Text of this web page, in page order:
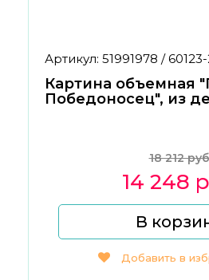
Артикул: 51991978 /
Картина объемная
Победоносец", из
18 212 руб
14 248
В
Добавить в